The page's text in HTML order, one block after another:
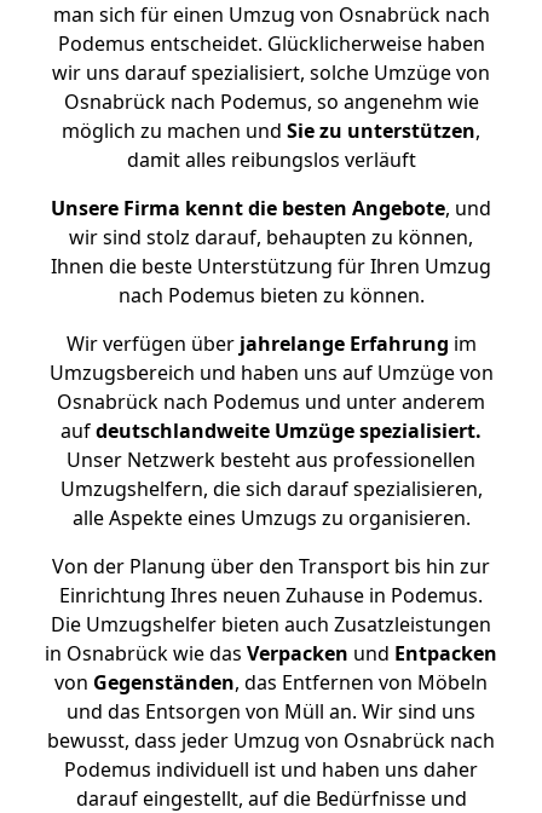
man sich für einen Umzug von Osnabrück nach
Podemus entscheidet. Glücklicherweise haben
wir uns darauf spezialisiert, solche Umzüge von
Osnabrück nach Podemus, so angenehm wie
möglich zu machen und Sie zu unterstützen,
damit alles reibungslos verläuft
Unsere Firma kennt die besten Angebote, und
wir sind stolz darauf, behaupten zu können,
Ihnen die beste Unterstützung für Ihren Umzug
nach Podemus bieten zu können.
Wir verfügen überjahrelange Erfahrung im
Umzugsbereich und haben uns auf Umzüge von
Osnabrück nach Podemus und unter anderem
aufdeutschlandweite Umzüge spezialisiert.
Unser Netzwerk besteht aus professionellen
Umzugshelfern, die sich darauf spezialisieren,
alle Aspekte eines Umzugs zu organisieren.
Von der Planung über den Transport bis hin zur
Einrichtung Ihres neuen Zuhause in Podemus.
Die Umzugshelfer bieten auch Zusatzleistungen
in Osnabrück wie das Verpacken und Entpacken
von Gegenständen, das Entfernen von Möbeln
und das Entsorgen von Müll an. Wir sind uns
bewusst, dass jeder Umzug von Osnabrück nach
Podemus individuell ist und haben uns daher
darauf eingestellt, auf die Bedürfnisse und